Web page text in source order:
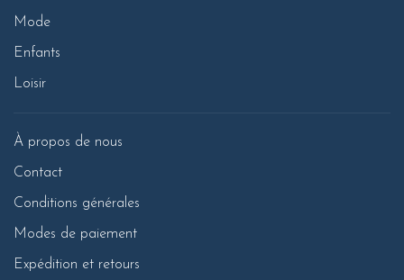
Mode
Enfants
Loisir
À propos de nous
Contact
Conditions générales
Modes de paiement
Expédition et retours